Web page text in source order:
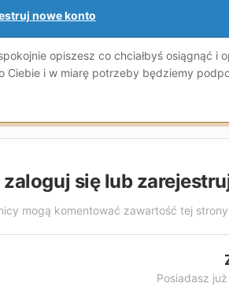
nowe konto
opiszesz co chciałbyś osiągnąć i
Ciebie i w miarę potrzeby będziemy
się lub
mogą komentować zawartość tej
Posiadasz